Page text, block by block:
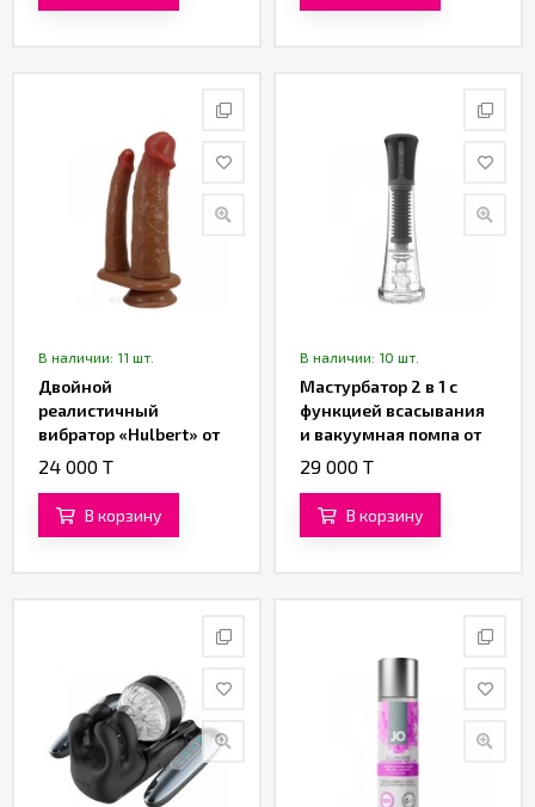
В наличии: 11 шт.
Двойной
реалистичный
вибратор «Hulbert» от
«Pretty Love» (16 см)
24 000 T
В корзину
В наличии: 10 шт.
Мастурбатор 2 в 1 с
функцией всасывания
и вакуумная помпа от
«SXTOP»
29 000 T
В корзину